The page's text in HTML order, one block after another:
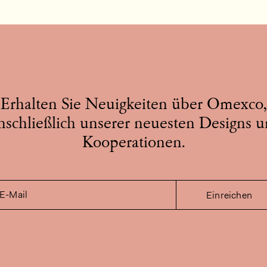
Erhalten Sie Neuigkeiten über Omexco,
unserer neuesten Designs
Kooperationen.
E-Mail Einreichen